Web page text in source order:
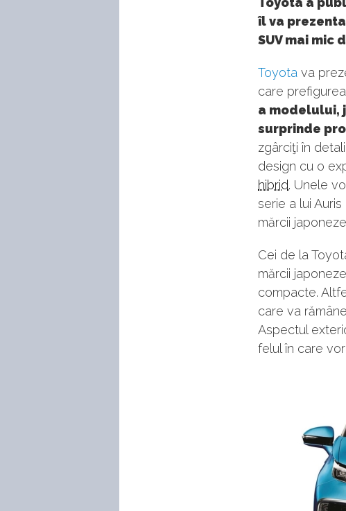
îl va
SUV mai mic
Toyota va
care
a modelului,
surprinde
zgârciţi în
design cu o
hibrid. Unele
serie a lui
mărcii
Cei de la
mărcii
compacte.
care va
Aspectul
felul în care